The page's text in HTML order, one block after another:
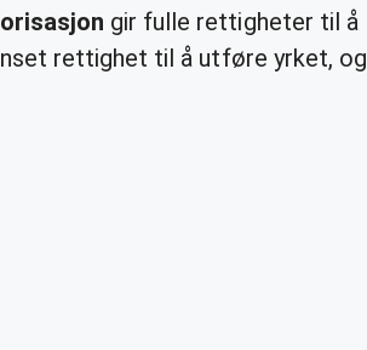
gir fulle rettigheter til å
rettighet til å utføre yrket, og